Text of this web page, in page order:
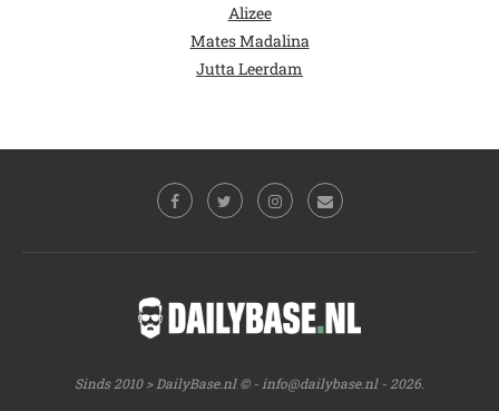
Alizee
Mates Madalina
Jutta Leerdam
Sinds 2010 > DailyBase.nl © - info@dailybase.nl- 2026.